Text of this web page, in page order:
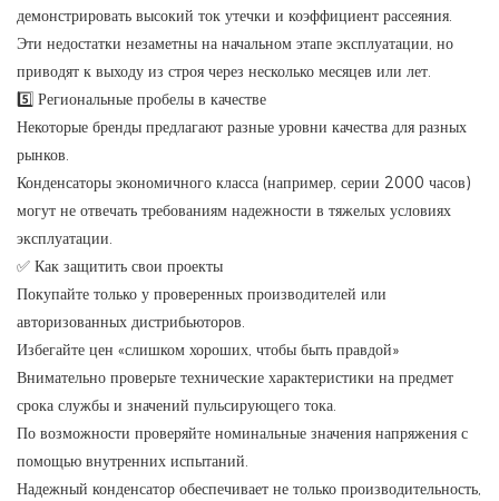
демонстрировать высокий ток утечки и коэффициент рассеяния.
Эти недостатки незаметны на начальном этапе эксплуатации, но
приводят к выходу из строя через несколько месяцев или лет.
5️⃣ Региональные пробелы в качестве
Некоторые бренды предлагают разные уровни качества для разных
рынков.
Конденсаторы экономичного класса (например, серии 2000 часов)
могут не отвечать требованиям надежности в тяжелых условиях
эксплуатации.
✅ Как защитить свои проекты
Покупайте только у проверенных производителей или
авторизованных дистрибьюторов.
Избегайте цен «слишком хороших, чтобы быть правдой»
Внимательно проверьте технические характеристики на предмет
срока службы и значений пульсирующего тока.
По возможности проверяйте номинальные значения напряжения с
помощью внутренних испытаний.
Надежный конденсатор обеспечивает не только производительность,